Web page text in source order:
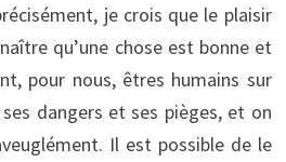
je crois que le plaisir
qu’une chose est bonne et
pour nous, êtres humains sur
dangers et ses pièges, et on
Il est possible de le